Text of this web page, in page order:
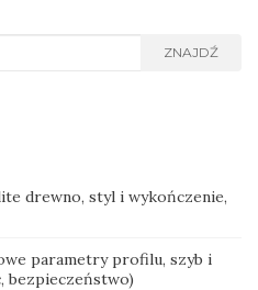
ZNAJDŹ
drewno, styl i wykończenie,
parametry profilu, szyb i
bezpieczeństwo)